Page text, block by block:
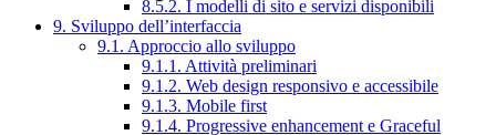
8.5.2. I modelli di sito e servizi disponibili
9. Sviluppo dell’interfaccia
9.1. Approccio allo sviluppo
9.1.1. Attività preliminari
9.1.2. Web design responsivo e accessibile
9.1.3. Mobile first
9.1.4. Progressive enhancement e Graceful